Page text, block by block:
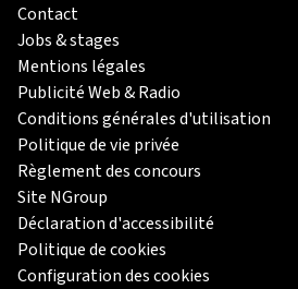
Contact
Jobs & stages
Mentions légales
Publicité Web & Radio
Conditions générales d'utilisation
Politique de vie privée
Règlement des concours
Site NGroup
Déclaration d'accessibilité
Politique de cookies
Configuration des cookies